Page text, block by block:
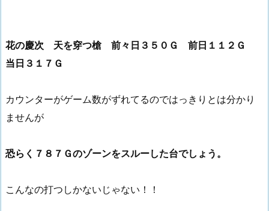
花の慶次 天を穿つ槍 前々日３５０Ｇ 前日１１２Ｇ
当日３１７Ｇ
カウンターがゲーム数がずれてるのではっきりとは分かり
ませんが
恐らく７８７Ｇのゾーンをスルーした台でしょう。
こんなの打つしかないじゃない！！